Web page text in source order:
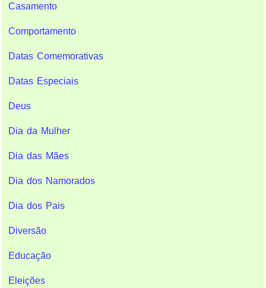
Casamento
Comportamento
Datas Comemorativas
Datas Especiais
Deus
Dia da Mulher
Dia das Mães
Dia dos Namorados
Dia dos Pais
Diversão
Educação
Eleições